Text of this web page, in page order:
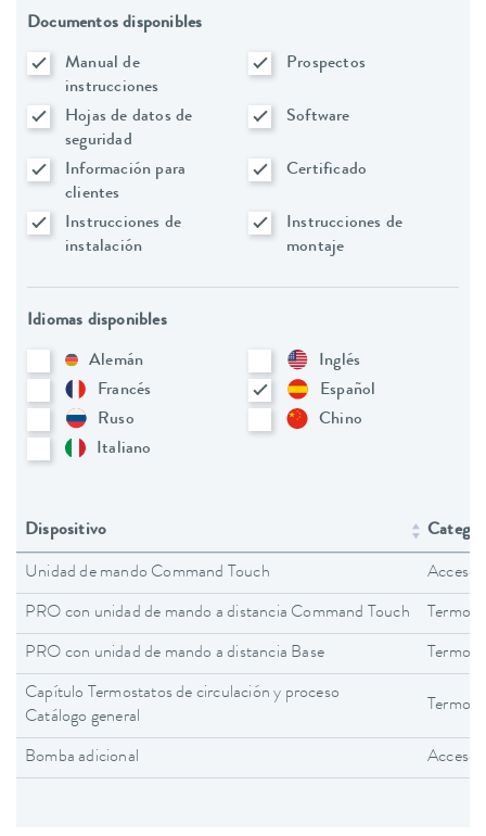
Documentos disponibles
Manual de
instrucciones
Prospectos
Hojas de datos de
seguridad
Software
Información para
clientes
Certificado
Instrucciones de
instalación
Instrucciones de
montaje
Idiomas disponibles
Alemán
Inglés
Francés
Español
Ruso
Chino
Italiano
Dispositivo
Unidad de mando Command Touch
PRO con unidad de mando a distancia Command Touch
PRO con unidad de mando a distancia Base
Capítulo Termostatos de circulación y proceso
Catálogo general
Bomba adicional